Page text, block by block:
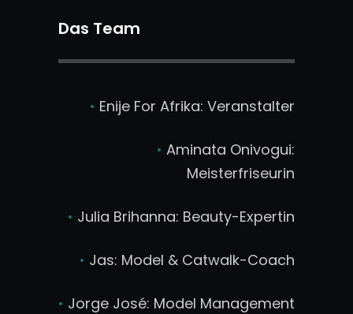
Das Team
• Enije For Afrika: Veranstalter
• Aminata Onivogui:
Meisterfriseurin
• Julia Brihanna: Beauty-Expertin
• Jas: Model & Catwalk-Coach
• Jorge José: Model Management